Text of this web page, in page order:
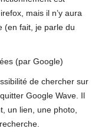
mais il n’y aura
(en fait, je parle du
(par Google)
de chercher sur
Google Wave. Il
un lien, une photo,